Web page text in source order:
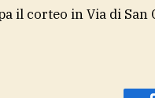
il corteo in Via di San